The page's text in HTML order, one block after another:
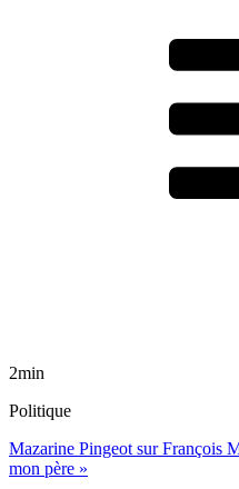
2min
Politique
Mazarine Pingeot sur François
mon père »